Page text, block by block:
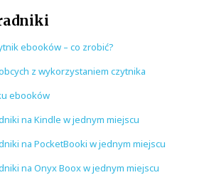
ebooków – co zrobić?
z wykorzystaniem czytnika
ebooków
na Kindle w jednym miejscu
na PocketBooki w jednym miejscu
na Onyx Boox w jednym miejscu